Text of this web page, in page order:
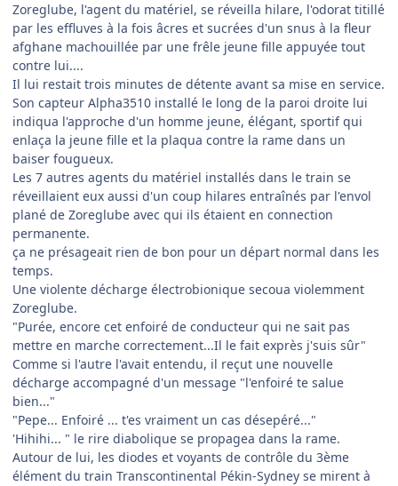
Zoreglube, l'agent du matériel, se réveilla hilare, l'odorat titillé
par les effluves à la fois âcres et sucrées d'un snus à la fleur
afghane machouillée par une frêle jeune fille appuyée tout
contre lui....
Il lui restait trois minutes de détente avant sa mise en service.
Son capteur Alpha3510 installé le long de la paroi droite lui
indiqua l'approche d'un homme jeune, élégant, sportif qui
enlaça la jeune fille et la plaqua contre la rame dans un
baiser fougueux.
Les 7 autres agents du matériel installés dans le train se
réveillaient eux aussi d'un coup hilares entraînés par l'envol
plané de Zoreglube avec qui ils étaient en connection
permanente.
ça ne présageait rien de bon pour un départ normal dans les
temps.
Une violente décharge électrobionique secoua violemment
Zoreglube.
"Purée, encore cet enfoiré de conducteur qui ne sait pas
mettre en marche correctement...Il le fait exprès j'suis sûr"
Comme si l'autre l'avait entendu, il reçut une nouvelle
décharge accompagné d'un message "l'enfoiré te salue
bien..."
"Pepe... Enfoiré ... t'es vraiment un cas désepéré..."
'Hihihi... " le rire diabolique se propagea dans la rame.
Autour de lui, les diodes et voyants de contrôle du 3ème
élément du train Transcontinental Pékin-Sydney se mirent à